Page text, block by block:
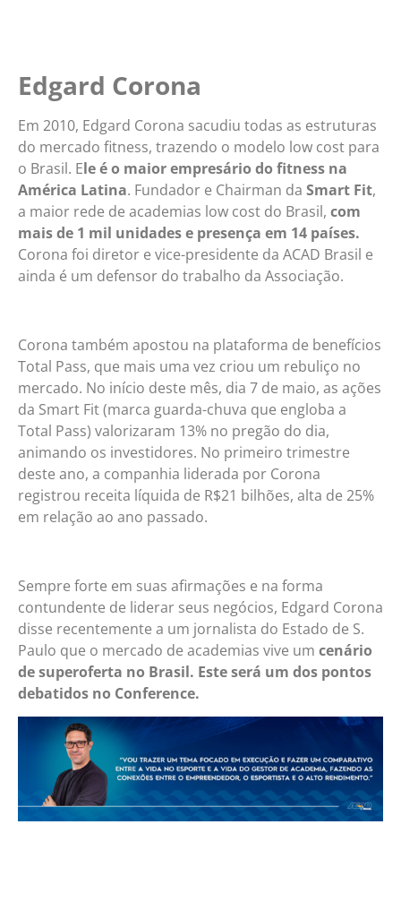
Edgard Corona
Em 2010, Edgard Corona sacudiu todas as estruturas
do mercado fitness, trazendo o modelo low cost para
o Brasil. Ele é o maior empresário do fitness na
América Latina. Fundador e Chairman da Smart Fit,
a maior rede de academias low cost do Brasil, com
mais de 1 mil unidades e presença em 14 países.
Corona foi diretor e vice-presidente da ACAD Brasil e
ainda é um defensor do trabalho da Associação.
Corona também apostou na plataforma de benefícios
Total Pass, que mais uma vez criou um rebuliço no
mercado. No início deste mês, dia 7 de maio, as ações
da Smart Fit (marca guarda-chuva que engloba a
Total Pass) valorizaram 13% no pregão do dia,
animando os investidores. No primeiro trimestre
deste ano, a companhia liderada por Corona
registrou receita líquida de R$21 bilhões, alta de 25%
em relação ao ano passado.
Sempre forte em suas afirmações e na forma
contundente de liderar seus negócios, Edgard Corona
disse recentemente a um jornalista do Estado de S.
Paulo que o mercado de academias vive um cenário
de superoferta no Brasil. Este será um dos pontos
debatidos no Conference.